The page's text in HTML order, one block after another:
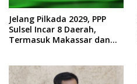
Jelang Pilkada 2029, PPP
Sulsel Incar 8 Daerah,
Termasuk Makassar dan